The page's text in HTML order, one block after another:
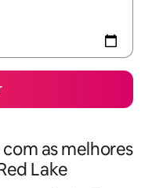
as melhores
Lake